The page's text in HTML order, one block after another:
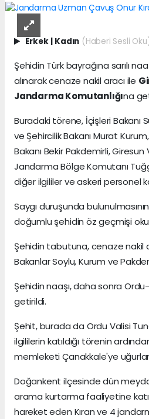
Erkek Kadın (Haberi Sesli
Şehidin Türk bayrağına sarılı
alınarak cenaze nakil aracı ile
Jandarma Komutanlığına
Buradaki törene, İçişleri Bakanı
ve Şehircilik Bakanı Murat
Bakanı Bekir Pakdemirli, Giresun
Jandarma Bölge Komutanı
diğer ilgililer ve askeri personel
Saygı duruşunda
doğumlu şehidin öz geçmişi
Şehidin tabutuna, cenaze nakil
Bakanlar Soylu, Kurum ve
Şehidin naaşı, daha sonra
getirildi.
Şehit, burada da Ordu Valisi
ilgililerin katıldığı törenin
memleketi Çanakkale'ye
Doğankent ilçesinde dün
arama kurtarma faaliyetine
hareket eden Kıran ve 4